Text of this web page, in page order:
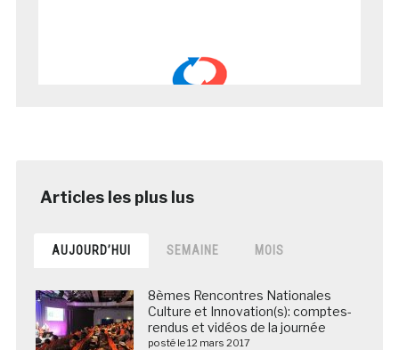
AUJOURD’HUI SEMAINE MOIS
8èmes Rencontres Nationales
Culture et Innovation(s): comptes-
rendus et vidéos de la journée
posté le 12 mars 2017